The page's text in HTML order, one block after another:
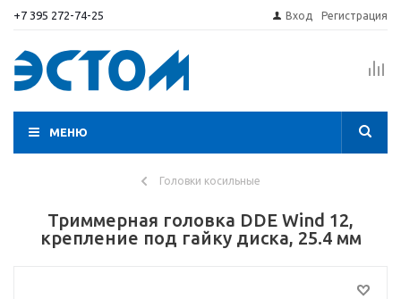
+7 395 272-74-25 Вход Регистрация
МЕНЮ
Головки косильные
Триммерная головка DDE Wind 12,
крепление под гайку диска, 25.4 мм